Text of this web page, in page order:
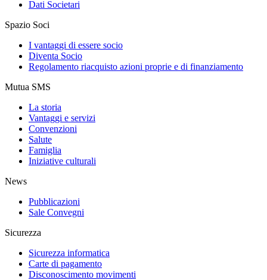
Dati Societari
Spazio Soci
I vantaggi di essere socio
Diventa Socio
Regolamento riacquisto azioni proprie e di finanziamento
Mutua SMS
La storia
Vantaggi e servizi
Convenzioni
Salute
Famiglia
Iniziative culturali
News
Pubblicazioni
Sale Convegni
Sicurezza
Sicurezza informatica
Carte di pagamento
Disconoscimento movimenti